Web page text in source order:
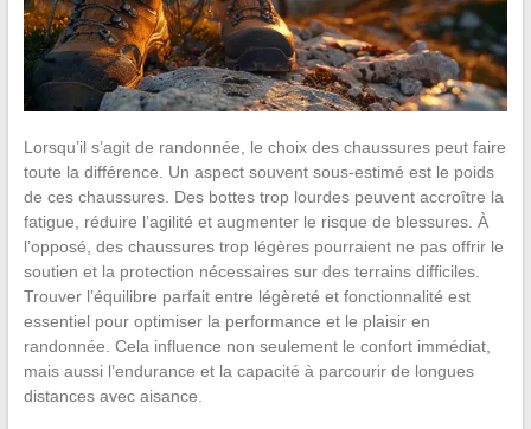
Lorsqu’il s’agit de randonnée, le choix des chaussures peut faire
toute la différence. Un aspect souvent sous-estimé est le poids
de ces chaussures. Des bottes trop lourdes peuvent accroître la
fatigue, réduire l’agilité et augmenter le risque de blessures. À
l’opposé, des chaussures trop légères pourraient ne pas offrir le
soutien et la protection nécessaires sur des terrains difficiles.
Trouver l’équilibre parfait entre légèreté et fonctionnalité est
essentiel pour optimiser la performance et le plaisir en
randonnée. Cela influence non seulement le confort immédiat,
mais aussi l’endurance et la capacité à parcourir de longues
distances avec aisance.